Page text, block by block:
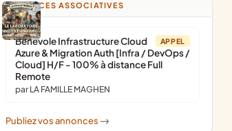
ANNONCES ASSOCIATIVES
APPEL
Bénévole Infrastructure Cloud
Azure & Migration Auth [Infra / DevOps /
Cloud] H/F - 100% à distance Full
Remote
par LA FAMILLE MAGHEN
Publiez vos annonces ->